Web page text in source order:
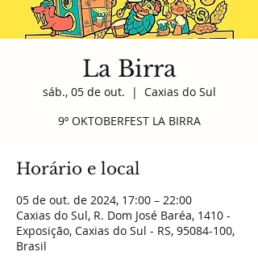
La Birra
sáb., 05 de out.
  |
Caxias do Sul
9º OKTOBERFEST LA BIRRA
Horário e local
05 de out. de 2024, 17:00 – 22:00
Caxias do Sul, R. Dom José Baréa, 1410 -
Exposição, Caxias do Sul - RS, 95084-100,
Brasil